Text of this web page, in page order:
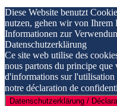
Diese Website benutzt
nutzen, gehen wir von Ihrem
Informationen zur
Datenschutzerklärung
Ce site web utilise des
nous partons du principe que
d'informations sur l'utilisation
notre déclaration de
Datenschutzerklärung /